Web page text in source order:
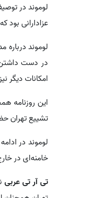
لوموند در
عزادارانی بود
در دست
امکانات دیگر
تشییع تهران
لوموند در
خامنه‌ای در
تی آر تی عربی